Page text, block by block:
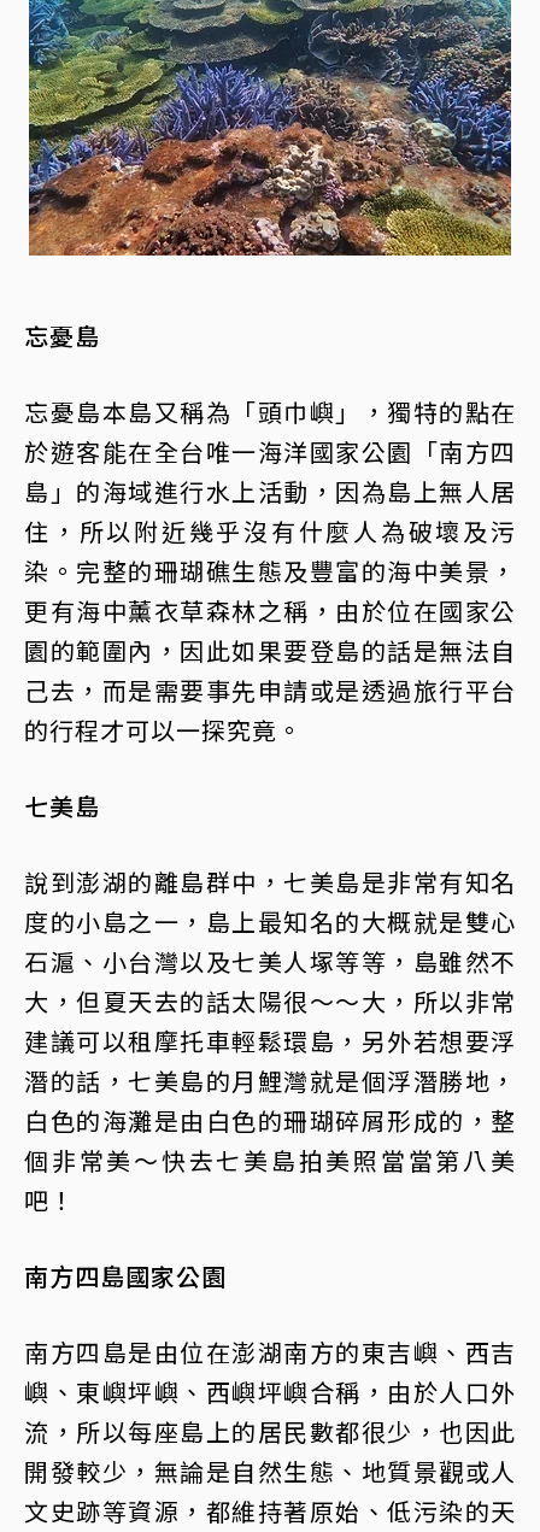
忘憂島
忘憂島本島又稱為「頭巾嶼」，獨特的點在
於遊客能在全台唯一海洋國家公園「南方四
島」的海域進行水上活動，因為島上無人居
住，所以附近幾乎沒有什麼人為破壞及污
染。完整的珊瑚礁生態及豐富的海中美景，
更有海中薰衣草森林之稱，由於位在國家公
園的範圍內，因此如果要登島的話是無法自
己去，而是需要事先申請或是透過旅行平台
的行程才可以一探究竟。
七美島
說到澎湖的離島群中，七美島是非常有知名
度的小島之一，島上最知名的大概就是雙心
石滬、小台灣以及七美人塚等等，島雖然不
大，但夏天去的話太陽很～～大，所以非常
建議可以租摩托車輕鬆環島，另外若想要浮
潛的話，七美島的月鯉灣就是個浮潛勝地，
白色的海灘是由白色的珊瑚碎屑形成的，整
個非常美～快去七美島拍美照當當第八美
吧！
南方四島國家公園
南方四島是由位在澎湖南方的東吉嶼、西吉
嶼、東嶼坪嶼、西嶼坪嶼合稱，由於人口外
流，所以每座島上的居民數都很少，也因此
開發較少，無論是自然生態、地質景觀或人
文史跡等資源，都維持著原始、低污染的天